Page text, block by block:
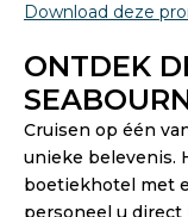
Download deze
ONTDEK
Cruisen op één
unieke belevenis.
boetiekhotel met
personeel u